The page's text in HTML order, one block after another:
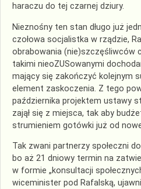
haraczu do tej czarnej dziury.
Nieznośny ten stan długo już
czołowa socjalistka w rządzie,
obrabowania (nie)szczęśliwców
takimi nieoZUSowanymi
mający się zakończyć kolejnym
element zaskoczenia. Z tego
października projektem ustawy
zajął się z miejsca, tak aby
strumieniem gotówki już od
Tak zwani partnerzy społeczni
bo aż 21 dniowy termin na
w formie „konsultacji
wiceminister pod Rafalską,